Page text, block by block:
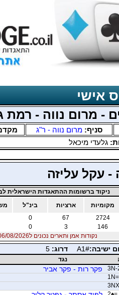
אישי
- מרום נווה - רמת
סניף:מרום נווה - ר"ג
גלעדי מיכאל
- עקל עליזה
ניקוד ברשומות ההתאגדות הישראלית
מקומיות ארציות בינ"ל
2724
67
0
146
3
0
נקודות אמן ותארים נכונים ל06/08/2026
ישיבה:A1# דרוג:5
נגד
3N- פקר רות - פקר אביר